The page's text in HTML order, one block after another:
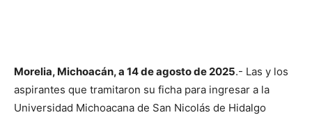
Morelia, Michoacán, a 14 de agosto de 2025.- Las y los
aspirantes que tramitaron su ficha para ingresar a la
Universidad Michoacana de San Nicolás de Hidalgo